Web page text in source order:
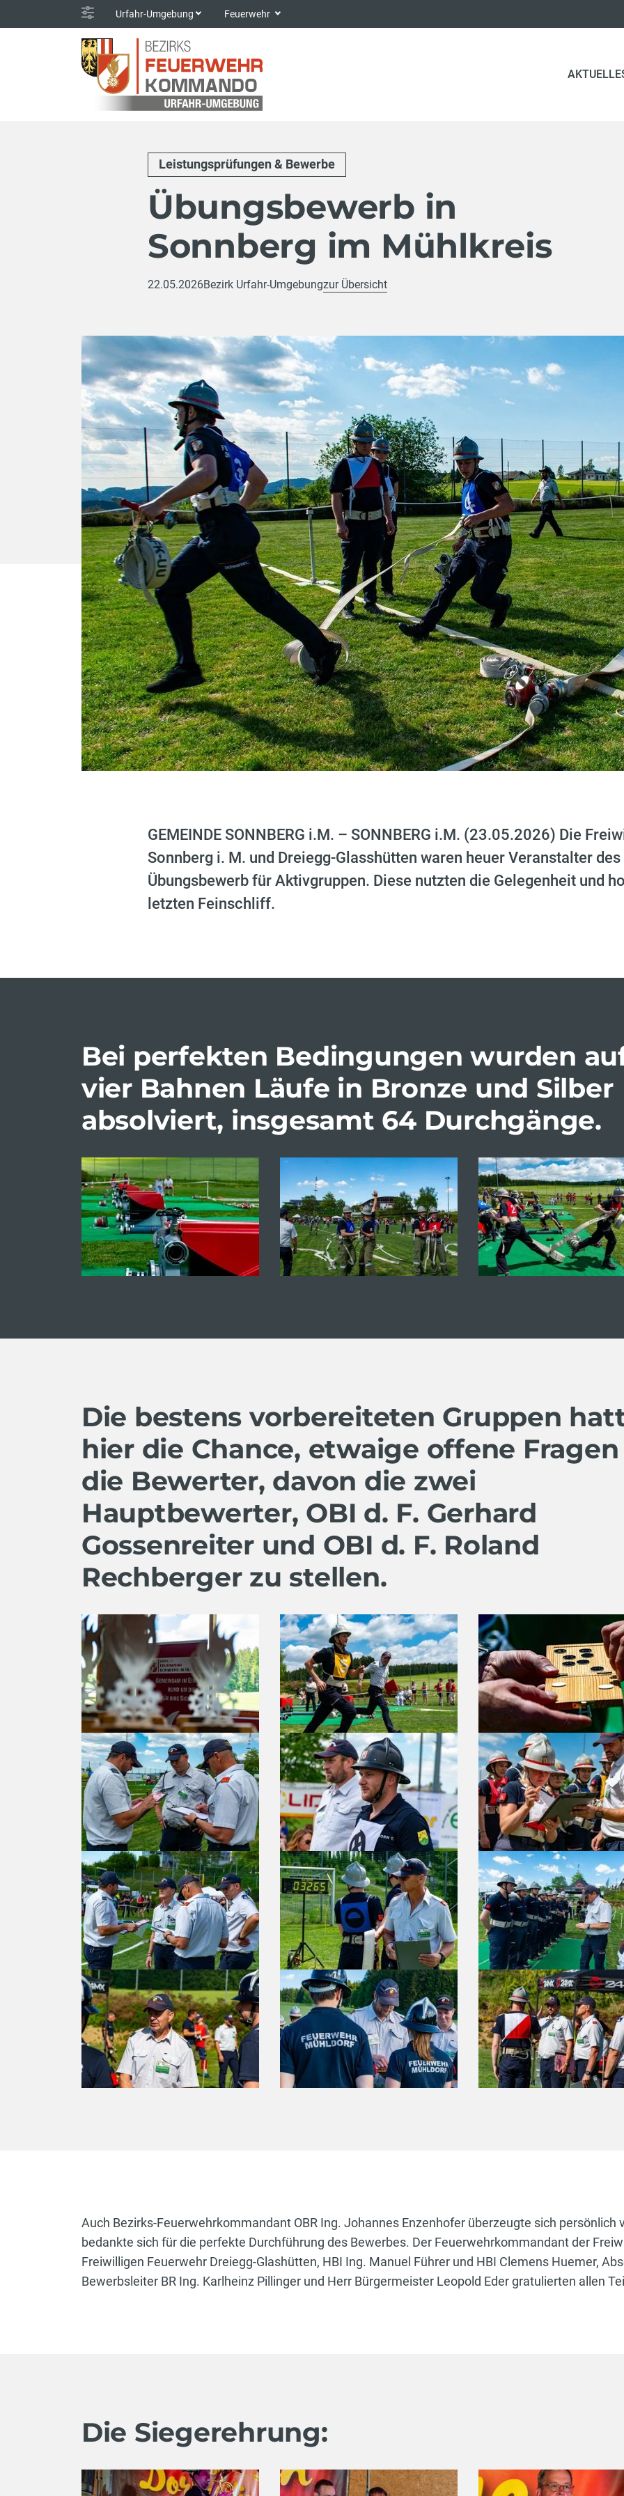
Urfahr-Umgebung Feuerwehr
Leistungsprüfungen & Bewerbe
Übungsbewerb in
Sonnberg im Mühlkreis
22.05.2026Bezirk Urfahr-Umgebungzur Übersicht
GEMEINDE SONNBERG i.M. – SONNBERG i.M. (23.05.2026) Die
Sonnberg i. M. und Dreiegg-Glasshütten waren heuer Veranstalter
Übungsbewerb für Aktivgruppen. Diese nutzten die Gelegenheit und
letzten Feinschliff.
Bei perfekten Bedingungen wurden
vier Bahnen Läufe in Bronze und Silber
absolviert, insgesamt 64 Durchgänge.
Die bestens vorbereiteten Gruppen
hier die Chance, etwaige offene
die Bewerter, davon die zwei
Hauptbewerter, OBI d. F. Gerhard
Gossenreiter und OBI d. F. Roland
Rechberger zu stellen.
Auch Bezirks-Feuerwehrkommandant OBR Ing. Johannes Enzenhofer überzeugte sich
bedankte sich für die perfekte Durchführung des Bewerbes. Der Feuerwehrkommandant der
Freiwilligen Feuerwehr Dreiegg-Glashütten, HBI Ing. Manuel Führer und HBI Clemens Huemer,
Bewerbsleiter BR Ing. Karlheinz Pillinger und Herr Bürgermeister Leopold Eder gratulierten allen
Die Siegerehrung: